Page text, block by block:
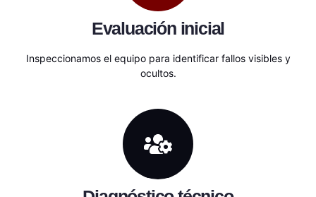
Evaluación inicial
Inspeccionamos el equipo para identificar fallos visibles y
ocultos.